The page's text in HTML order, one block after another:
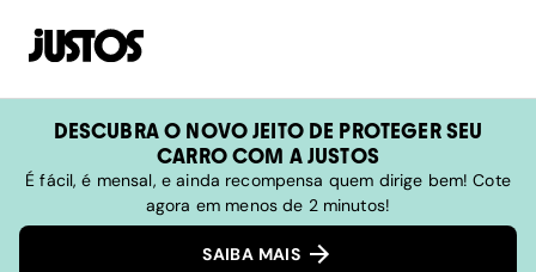
DESCUBRA O NOVO JEITO DE PROTEGER SEU
CARRO COM A JUSTOS
É fácil, é mensal, e ainda recompensa quem dirige bem! Cote
agora em menos de 2 minutos!
SAIBA MAIS